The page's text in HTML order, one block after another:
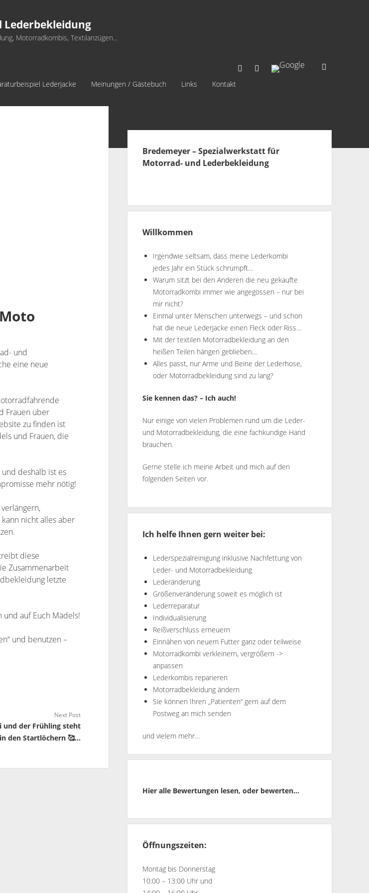
Motorradkombis, Textilanzügen...
info@leder-reparatur.de
Lederjacke Meinungen / Gästebuch Links Kontakt
und
eine neue
Frauen über
zu finden ist
und Frauen, die
deshalb ist es
mehr nötig!
nicht alles aber
diese
Zusammenarbeit
letzte
auf Euch Mädels!
und benutzen –
Next Post
und der Frühling steht
in den Startlöchern 🥰…
Bredemeyer – Spezialwerkstatt für
Motorrad- und Lederbekleidung
Willkommen
Irgendwie seltsam, dass meine Lederkombi
jedes Jahr ein Stück schrumpft…
Warum sitzt bei den Anderen die neu gekaufte
Motorradkombi immer wie angegossen – nur bei
mir nicht?
Einmal unter Menschen unterwegs – und schon
hat die neue Lederjacke einen Fleck oder Riss…
Mit der textilen Motorradbekleidung an den
heißen Teilen hängen geblieben…
Alles passt, nur Arme und Beine der Lederhose,
oder Motorradbekleidung sind zu lang?
Sie kennen das? – Ich auch!
Nur einige von vielen Problemen rund um die Leder-
und Motorradbekleidung, die eine fachkundige Hand
brauchen.
Gerne stelle ich meine Arbeit und mich auf den
folgenden Seiten vor.
Ich helfe Ihnen gern weiter bei:
Lederspezialreinigung inklusive Nachfettung von
Leder- und Motorradbekleidung
Lederänderung
Größenveränderung soweit es möglich ist
Lederreparatur
Individualisierung
Reißverschluss erneuern
Einnähen von neuem Futter ganz oder teilweise
Motorradkombi verkleinern, vergrößern ->
anpassen
Lederkombis reparieren
Motorradbekleidung ändern
Sie können Ihren „Patienten“ gern auf dem
Postweg an mich senden
und vielem mehr…
Hier alle Bewertungen lesen, oder bewerten...
Öffnungszeiten:
Montag bis Donnerstag
10:00 – 13:00 Uhr und